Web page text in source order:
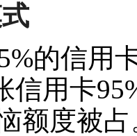
的信用
信用卡
额度被占